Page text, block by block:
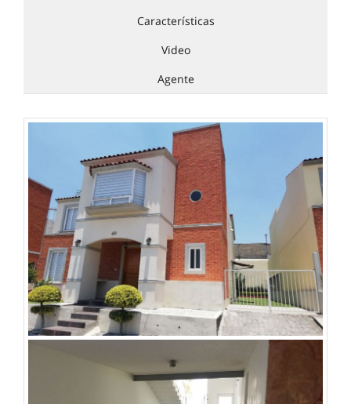
Características
Video
Agente